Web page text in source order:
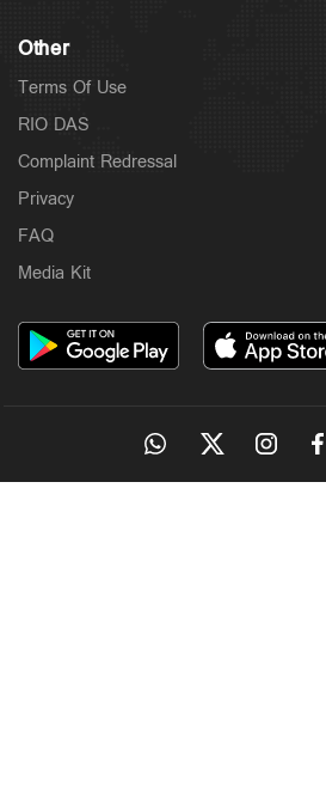
Other
Terms Of Use
RIO DAS
Complaint Redressal
Privacy
FAQ
Media Kit